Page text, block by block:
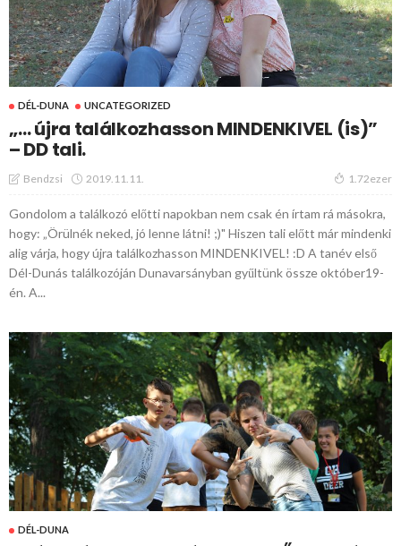
DÉL-DUNA UNCATEGORIZED
„… újra találkozhasson MINDENKIVEL (is)”
– DD tali.
Bendzsi 2019.11.11. 1.72ezer
Gondolom a találkozó előtti napokban nem csak én írtam rá másokra,
hogy: „Örülnék neked, jó lenne látni! ;)" Hiszen tali előtt már mindenki
alig várja, hogy újra találkozhasson MINDENKIVEL! :D A tanév első
Dél-Dunás találkozóján Dunavarsányban gyűltünk össze október19-
én. A...
DÉL-DUNA